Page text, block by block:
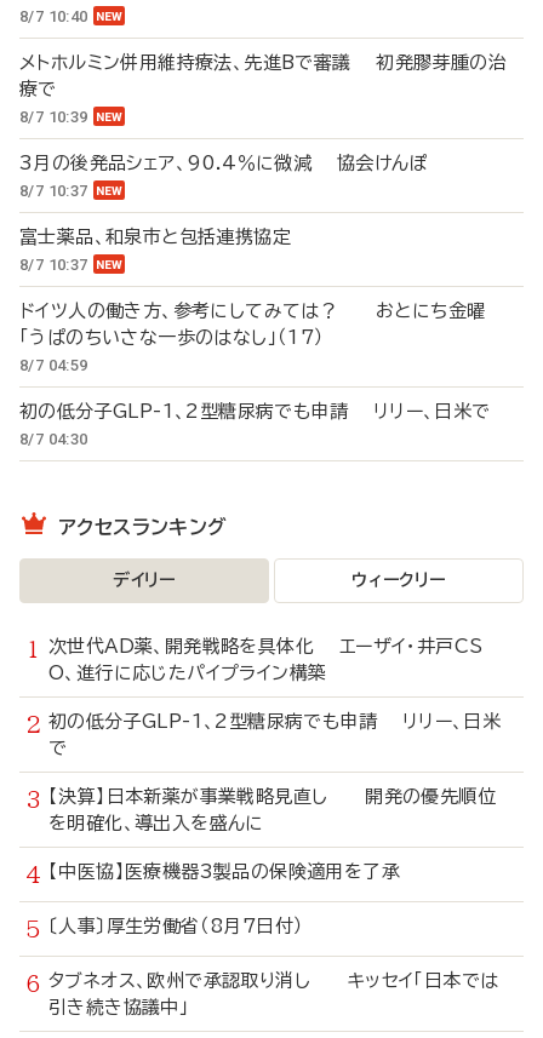
8/7 10:40
メトホルミン併用維持療法、先進Bで審議 初発膠芽腫の治
療で
8/7 10:39
3月の後発品シェア、90.4％に微減 協会けんぽ
8/7 10:37
富士薬品、和泉市と包括連携協定
8/7 10:37
ドイツ人の働き方、参考にしてみては？ おとにち金曜
「うぱのちいさな一歩のはなし」（17）
8/7 04:59
初の低分子GLP-1、2型糖尿病でも申請 リリー、日米で
8/7 04:30
アクセスランキング
デイリー ウィークリー
次世代AD薬、開発戦略を具体化 エーザイ・井戸CS
O、進行に応じたパイプライン構築
初の低分子GLP-1、2型糖尿病でも申請 リリー、日米
で
【決算】日本新薬が事業戦略見直し 開発の優先順位
を明確化、導出入を盛んに
【中医協】医療機器3製品の保険適用を了承
〔人事〕厚生労働省（8月7日付）
タブネオス、欧州で承認取り消し キッセイ「日本では
引き続き協議中」